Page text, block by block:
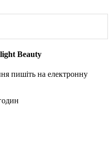
Beauty
пишіть на електронну